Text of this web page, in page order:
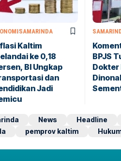
SAMARINDA
Kaltim
ke 0,18
BI Ungkap
dan
Jadi
BPJS
Dokter
News Headline
pemprov kaltim